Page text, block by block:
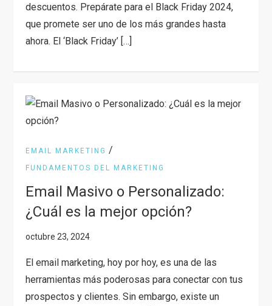
descuentos. Prepárate para el Black Friday 2024,
que promete ser uno de los más grandes hasta
ahora. El ‘Black Friday’ […]
EMAIL MARKETING /
FUNDAMENTOS DEL MARKETING
Email Masivo o Personalizado:
¿Cuál es la mejor opción?
El email marketing, hoy por hoy, es una de las
herramientas más poderosas para conectar con tus
prospectos y clientes. Sin embargo, existe un